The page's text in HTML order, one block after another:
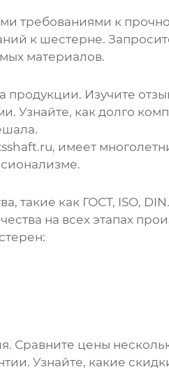
требованиями к
к шестерне.
материалов.
продукции. Изучите
Узнайте, как долго
, имеет
такие как ГОСТ, ISO,
на всех этапах
:
Сравните цены
Узнайте, какие